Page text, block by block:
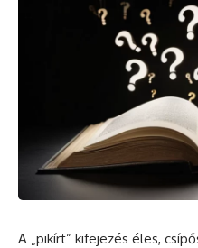
A „pikírt” kifejezés éles,